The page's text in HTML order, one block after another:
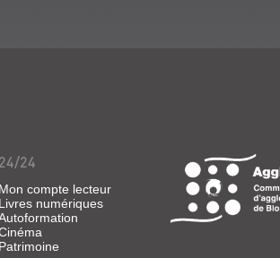
24/24
Mon compte lecteur
Livres numériques
Patrimoine